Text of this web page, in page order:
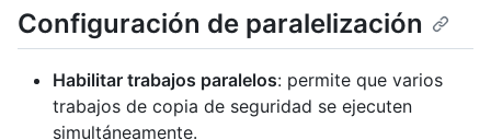
Configuración de paralelización
Habilitar trabajos paralelos: permite que varios
trabajos de copia de seguridad se ejecuten
simultáneamente.